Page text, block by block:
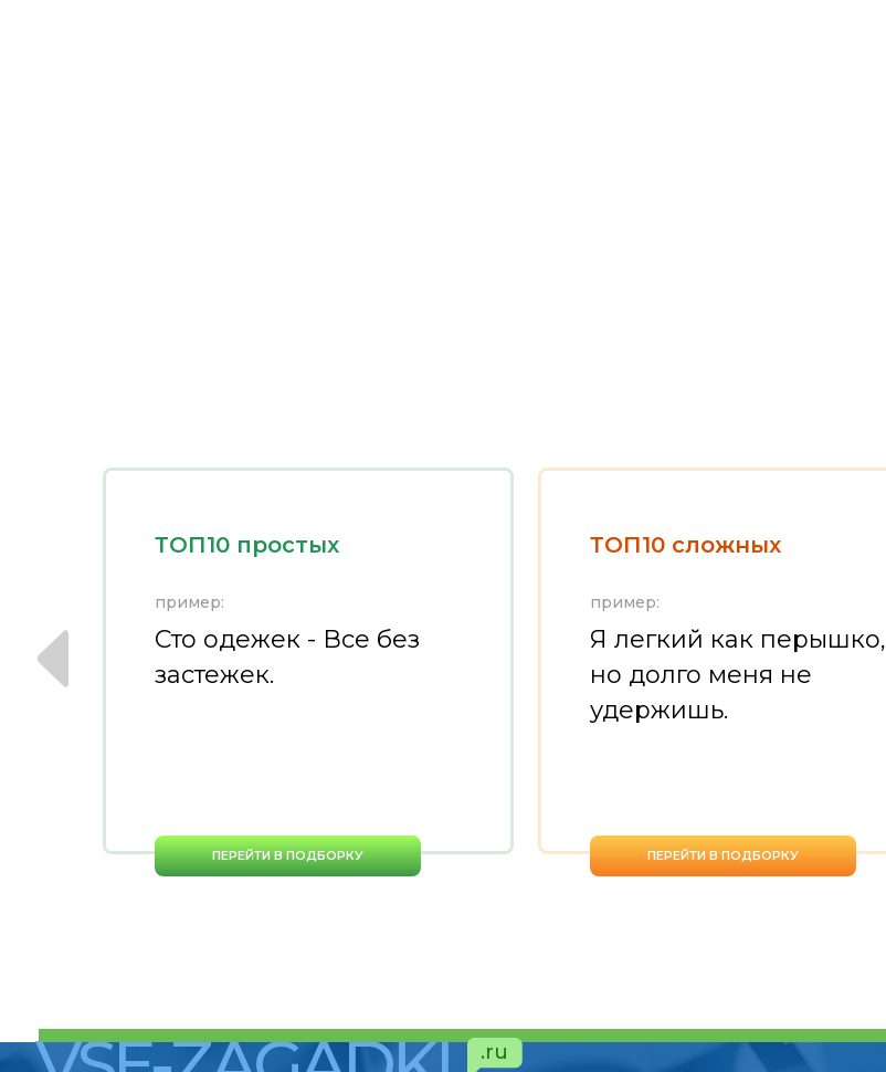
ТОП10 простых
пример:
Сто одежек - Все без
застежек.
ПЕРЕЙТИ В ПОДБОРКУ
ТОП10 сложных
пример:
Я легкий как перышко,
но долго меня не
удержишь.
ПЕРЕЙТИ В ПОДБОРКУ
.ru